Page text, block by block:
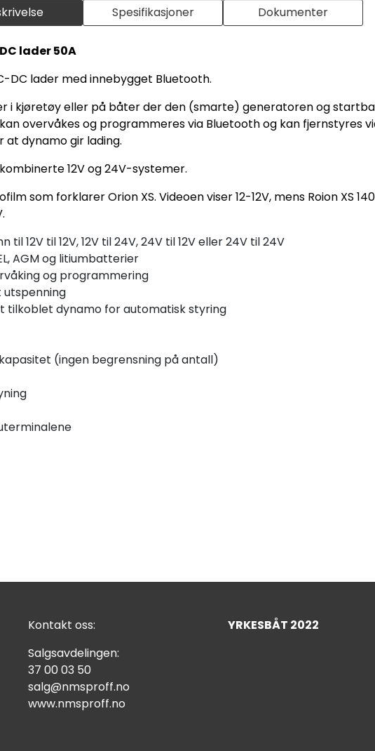
Spesifikasjoner Dokumenter
lader 50A
DC lader med innebygget Bluetooth.
i kjøretøy eller på båter der den (smarte) generatoren og
overvåkes og programmeres via Bluetooth og kan fjernstyres
dynamo gir lading.
12V og 24V-systemer.
som forklarer Orion XS. Videoen viser 12-12V, mens Roion XS
til 12V til 12V, 12V til 24V, 24V til 12V eller 24V til 24V
AGM og litiumbatterier
og programmering
utspenning
tilkoblet dynamo for automatisk styring
(ingen begrensning på antall)
Kontakt oss:
Salgsavdelingen:
37 00 03 50
salg@nmsproff.no
www.nmsproff.no
YRKESBÅT 2022